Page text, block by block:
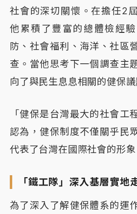
社會的深切關懷。在擔任2
他累積了豐富的總體檢經
防、社會福利、海洋、社區
查。當他思考下一個調查主
向了與民生息息相關的健保議
「健保是台灣最大的社會工
認為，健保制度不僅關乎民
代表了台灣在國際社會的形象
「鐵工隊」深入基層實地
為了深入了解健保體系的運